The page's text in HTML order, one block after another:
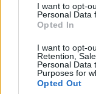
I want to opt-
Personal Data
Opted In
I want to opt-
Retention,
Personal Data
Purposes for
Opted Out
školáka v
Martin Poulíček - 30. 9.
SEDLČANY - V těchto